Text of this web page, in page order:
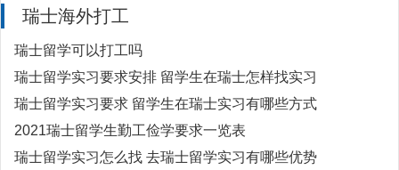
瑞士海外打工
瑞士留学可以打工吗
瑞士留学实习要求安排 留学生在瑞士怎样找实习
瑞士留学实习要求 留学生在瑞士实习有哪些方式
2021瑞士留学生勤工俭学要求一览表
瑞士留学实习怎么找 去瑞士留学实习有哪些优势